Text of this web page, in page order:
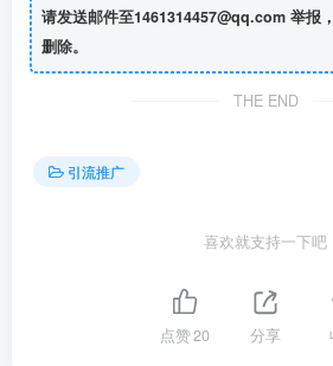
请发送邮件至1461314457@qq.com 举报
删除。
THE END
引流推广
喜欢就支持一下吧
点赞20 分享